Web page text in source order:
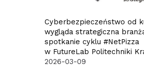
Cyberbezpieczeństwo od
wygląda strategiczna
spotkanie cyklu #NetPizza
w FutureLab Politechniki
2026-03-09